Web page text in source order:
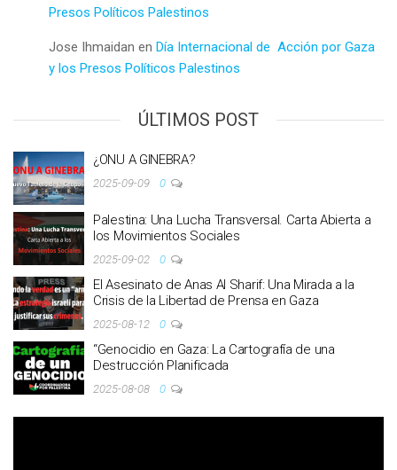
Presos Políticos Palestinos
Jose Ihmaidan en Día Internacional de Acción por Gaza
y los Presos Políticos Palestinos
ÚLTIMOS POST
¿ONU A GINEBRA?
2025-09-09 0
Palestina: Una Lucha Transversal. Carta Abierta a
los Movimientos Sociales
2025-09-02 0
El Asesinato de Anas Al Sharif: Una Mirada a la
Crisis de la Libertad de Prensa en Gaza
2025-08-12 0
“Genocidio en Gaza: La Cartografía de una
Destrucción Planificada
2025-08-08 0